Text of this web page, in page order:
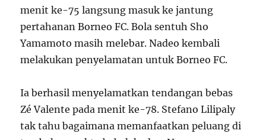
menit ke-75 langsung masuk ke jantung
pertahanan Borneo FC. Bola sentuh Sho
Yamamoto masih melebar. Nadeo kembali
melakukan penyelamatan untuk Borneo FC.
Ia berhasil menyelamatkan tendangan bebas
Zé Valente pada menit ke-78. Stefano Lilipaly
tak tahu bagaimana memanfaatkan peluang di